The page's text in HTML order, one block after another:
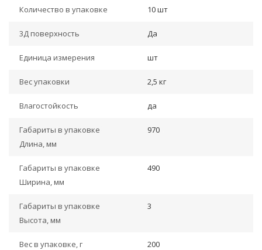
Количество в упаковке 10 шт
3Д поверхность Да
Единица измерения шт
Вес упаковки 2,5 кг
Влагостойкость да
Габариты в упаковке
Длина, мм
970
Габариты в упаковке
Ширина, мм
490
Габариты в упаковке
Высота, мм
3
Вес в упаковке, г 200